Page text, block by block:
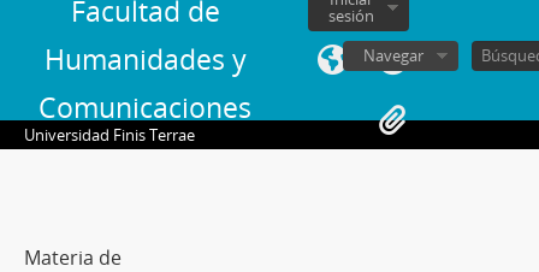
Facultad de
Humanidades y
Comunicaciones
sesión
Navegar
Universidad Finis Terrae
Materia de